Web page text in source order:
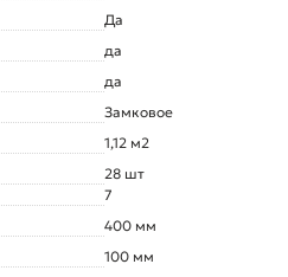
Да
да
да
Замковое
1,12 м2
28 шт
7
400 мм
100 мм